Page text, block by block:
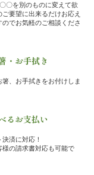
〇を別のものに変えて欲
ご要望に出来るだけお応え
のでお気軽のご相談くださ
・お手拭き
箸、お手拭きをお付けしま
るお支払い
済に対応！
様の請求書対応も可能で